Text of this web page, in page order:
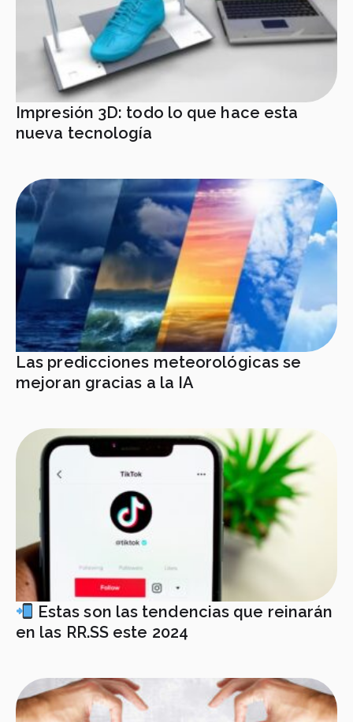
Impresión 3D: todo lo que hace esta
nueva tecnología
Las predicciones meteorológicas se
mejoran gracias a la IA
Estas son las tendencias que reinarán
en las RR.SS este 2024